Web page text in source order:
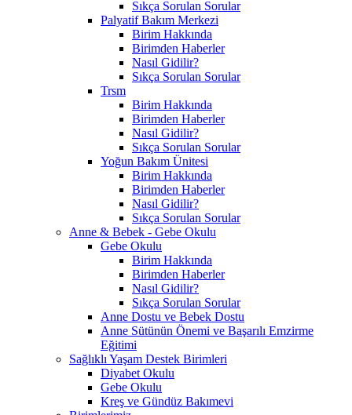
Sıkça Sorulan Sorular
Palyatif Bakım Merkezi
Birim Hakkında
Birimden Haberler
Nasıl Gidilir?
Sıkça Sorulan Sorular
Trsm
Birim Hakkında
Birimden Haberler
Nasıl Gidilir?
Sıkça Sorulan Sorular
Yoğun Bakım Ünitesi
Birim Hakkında
Birimden Haberler
Nasıl Gidilir?
Sıkça Sorulan Sorular
Anne & Bebek - Gebe Okulu
Gebe Okulu
Birim Hakkında
Birimden Haberler
Nasıl Gidilir?
Sıkça Sorulan Sorular
Anne Dostu ve Bebek Dostu
Anne Sütünün Önemi ve Başarılı Emzirme
Eğitimi
Sağlıklı Yaşam Destek Birimleri
Diyabet Okulu
Gebe Okulu
Kreş ve Gündüz Bakımevi